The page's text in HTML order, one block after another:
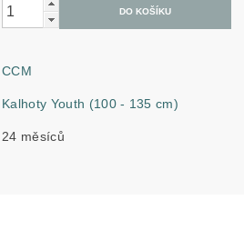
CCM
Kalhoty Youth (100 - 135 cm)
24 měsíců